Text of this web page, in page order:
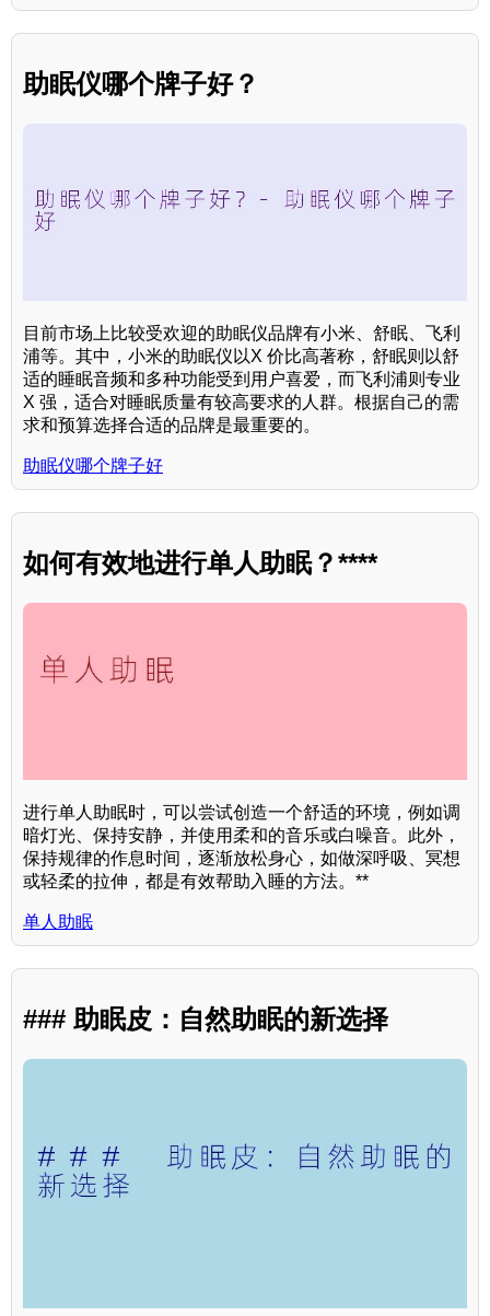
助眠仪哪个牌子好？
目前市场上比较受欢迎的助眠仪品牌有小米、舒眠、飞利
浦等。其中，小米的助眠仪以X 价比高著称，舒眠则以舒
适的睡眠音频和多种功能受到用户喜爱，而飞利浦则专业
X 强，适合对睡眠质量有较高要求的人群。根据自己的需
求和预算选择合适的品牌是最重要的。
助眠仪哪个牌子好
如何有效地进行单人助眠？****
进行单人助眠时，可以尝试创造一个舒适的环境，例如调
暗灯光、保持安静，并使用柔和的音乐或白噪音。此外，
保持规律的作息时间，逐渐放松身心，如做深呼吸、冥想
或轻柔的拉伸，都是有效帮助入睡的方法。**
单人助眠
### 助眠皮：自然助眠的新选择